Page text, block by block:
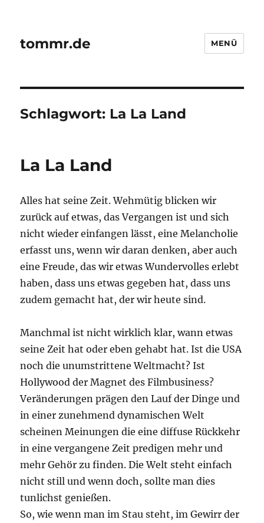
tommr.de MENÜ
Schlagwort: La La Land
La La Land
Alles hat seine Zeit. Wehmütig blicken wir
zurück auf etwas, das Vergangen ist und sich
nicht wieder einfangen lässt, eine Melancholie
erfasst uns, wenn wir daran denken, aber auch
eine Freude, das wir etwas Wundervolles erlebt
haben, dass uns etwas gegeben hat, dass uns
zudem gemacht hat, der wir heute sind.
Manchmal ist nicht wirklich klar, wann etwas
seine Zeit hat oder eben gehabt hat. Ist die USA
noch die unumstrittene Weltmacht? Ist
Hollywood der Magnet des Filmbusiness?
Veränderungen prägen den Lauf der Dinge und
in einer zunehmend dynamischen Welt
scheinen Meinungen die eine diffuse Rückkehr
in eine vergangene Zeit predigen mehr und
mehr Gehör zu finden. Die Welt steht einfach
nicht still und wenn doch, sollte man dies
tunlichst genießen.
So, wie wenn man im Stau steht, im Gewirr der